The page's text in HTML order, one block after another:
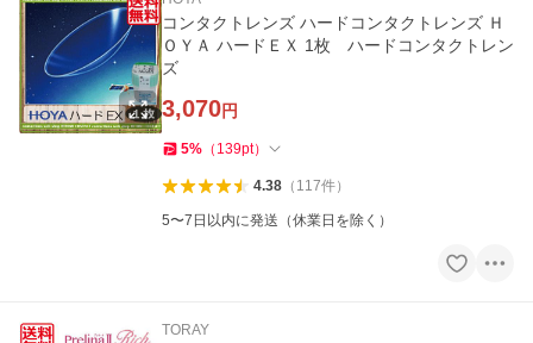
コンタクトレンズ ハードコンタクトレンズ Ｈ
ＯＹＡ ハードＥＸ 1枚 ハードコンタクトレン
ズ
3,070円
5% （ 139pt）
4.38（ 117件）
5〜7日以内に発送（休業日を除く）
TORAY